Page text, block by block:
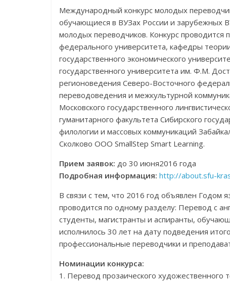
Международный конкурс молодых
обучающиеся в ВУЗах России и зарубежных
молодых переводчиков. Конкурс проводится
федерального университета, кафедры
государственного экономического
государственного университета им. Ф.М.
регионоведения Северо-Восточного
переводоведения и межкультурной
Московского государственного
гуманитарного факультета Сибирского
филологии и массовых коммуникаций
Сколково ООО SmallStep Smart Learning.
Прием заявок: до 30 июня2016 года
Подробная информация: http://about.sfu-
В связи с тем, что 2016 год объявлен Годом
проводится по одному разделу: Перевод с
студенты, магистранты и аспиранты,
исполнилось 30 лет на дату подведения
профессиональные переводчики и
Номинации конкурса:
1. Перевод прозаического художественного